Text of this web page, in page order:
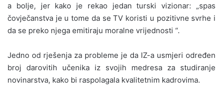
a bolje, jer kako je rekao jedan turski vizionar: „spas
čovječanstva je u tome da se TV koristi u pozitivne svrhe i
da se preko njega emitiraju moralne vrijednosti “.
Jedno od rješenja za probleme je da IZ-a usmjeri određen
broj darovitih učenika iz svojih medresa za studiranje
novinarstva, kako bi raspolagala kvalitetnim kadrovima.